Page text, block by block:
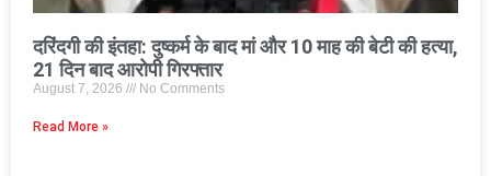
दरिंदगी की इंतहा: दुष्कर्म के बाद मां और 10 माह की बेटी की हत्या,
21 दिन बाद आरोपी गिरफ्तार
August 7, 2026 No Comments
Read More »